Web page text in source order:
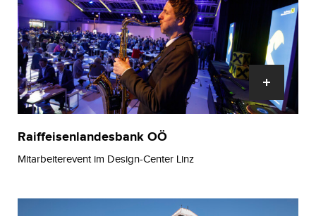
Raiffeisenlandesbank OÖ
Mitarbeiterevent im Design-Center Linz